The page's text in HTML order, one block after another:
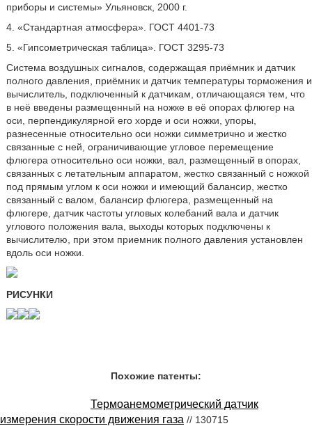
приборы и системы» Ульяновск, 2000 г.
4. «Стандартная атмосфера». ГОСТ 4401-73
5. «Гипсометрическая таблица». ГОСТ 3295-73
Система воздушных сигналов, содержащая приёмник и датчик
полного давления, приёмник и датчик температуры торможения и
вычислитель, подключенный к датчикам, отличающаяся тем, что
в неё введены размещенный на ножке в её опорах флюгер на
оси, перпендикулярной его хорде и оси ножки, упоры,
разнесенные относительно оси ножки симметрично и жестко
связанные с ней, ограничивающие угловое перемещение
флюгера относительно оси ножки, вал, размещенный в опорах,
связанных с летательным аппаратом, жестко связанный с ножкой
под прямым углом к оси ножки и имеющий балансир, жестко
связанный с валом, балансир флюгера, размещенный на
флюгере, датчик частоты угловых колебаний вала и датчик
углового положения вала, выходы которых подключены к
вычислителю, при этом приемник полного давления установлен
вдоль оси ножки.
РИСУНКИ
Похожие патенты:
Термоанемометрический датчик
измерения скорости движения газа // 130715